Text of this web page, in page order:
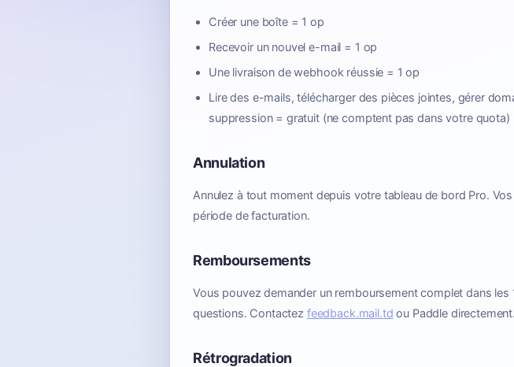
Créer une boîte = 1 op
Recevoir un nouvel e-mail = 1 op
Une livraison de webhook réussie = 1 op
Lire des e-mails, télécharger des pièces jointes, gérer
suppression = gratuit (ne comptent pas dans votre quota)
Annulation
Annulez à tout moment depuis votre tableau de bord Pro.
période de facturation.
Remboursements
Vous pouvez demander un remboursement complet dans
questions. Contactez feedback.mail.td ou Paddle directement.
Rétrogradation